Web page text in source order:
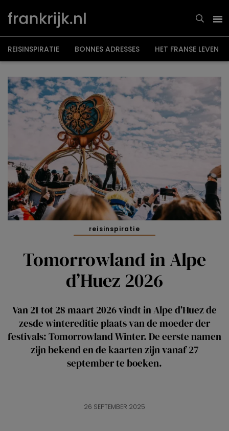
naar
inhoud
REISINSPIRATIE BONNES ADRESSES HET FRANSE LEVEN
reisinspiratie
Tomorrowland in Alpe
d’Huez 2026
Van 21 tot 28 maart 2026 vindt in Alpe d’Huez de
zesde wintereditie plaats van de moeder der
festivals: Tomorrowland Winter. De eerste namen
zijn bekend en de kaarten zijn vanaf 27
september te boeken.
26 SEPTEMBER 2025